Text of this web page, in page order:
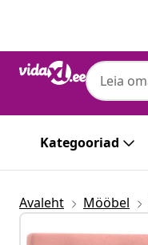
Kategooriad
Avaleht Mööbel